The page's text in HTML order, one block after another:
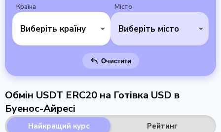
Країна
Виберіть країну
Місто
Виберіть місто
Очистити
Обмін USDT ERC20 на Готівка USD в
Буенос-Айресі
Найкращий курс Рейтинг